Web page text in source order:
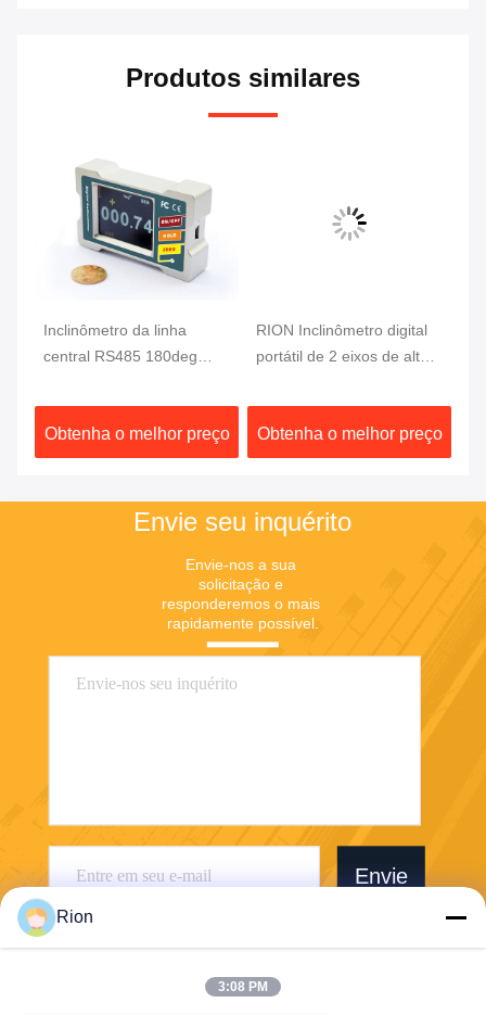
Produtos similares
Inclinômetro da linha
central RS485 180deg
magnética do inventor do
ângulo de Digitas único
Obtenha o melhor preço
RION Inclinômetro digital
portátil de 2 eixos de alta
Obtenha o melhor preço
Envie seu inquérito
Envie-nos a sua
solicitação e
responderemos o mais
rapidamente possível.
Envie
Rion
3:08 PM